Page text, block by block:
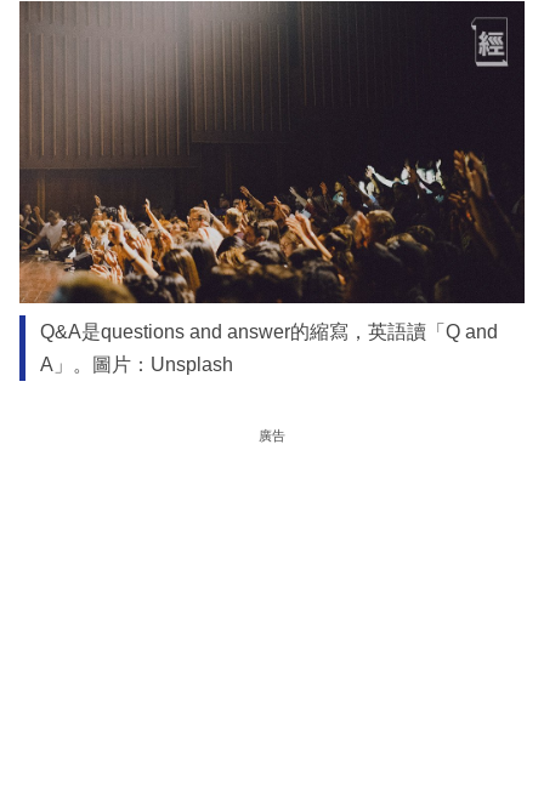
Q&A是questions and answer的縮寫，英語讀「Q and
A」。圖片：Unsplash
廣告